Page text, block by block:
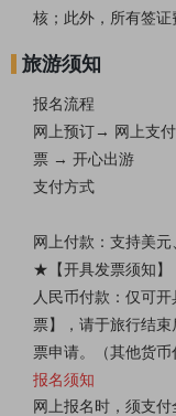
核；此外，所有签证
旅游须知
报名流程
网上预订→ 网上支
票 → 开心出游
支付方式
网上付款：支持美元
★【开具发票须知】
人民币付款：仅可
票】，请于旅行结
票申请。（其他货币
报名须知
网上报名时，须支